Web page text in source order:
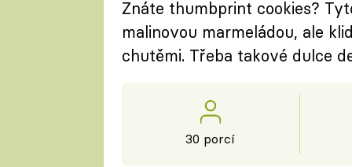
Znáte thumbprint cookies?
malinovou marmeládou, ale
chutěmi. Třeba takové dulce
30 porcí